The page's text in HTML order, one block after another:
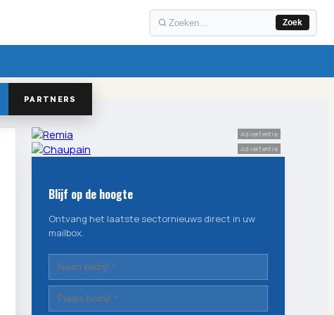
Zoek
PARTNERS
Advertentie
Advertentie
Blijf op de hoogte
Ontvang het laatste sectornieuws direct in uw
mailbox.